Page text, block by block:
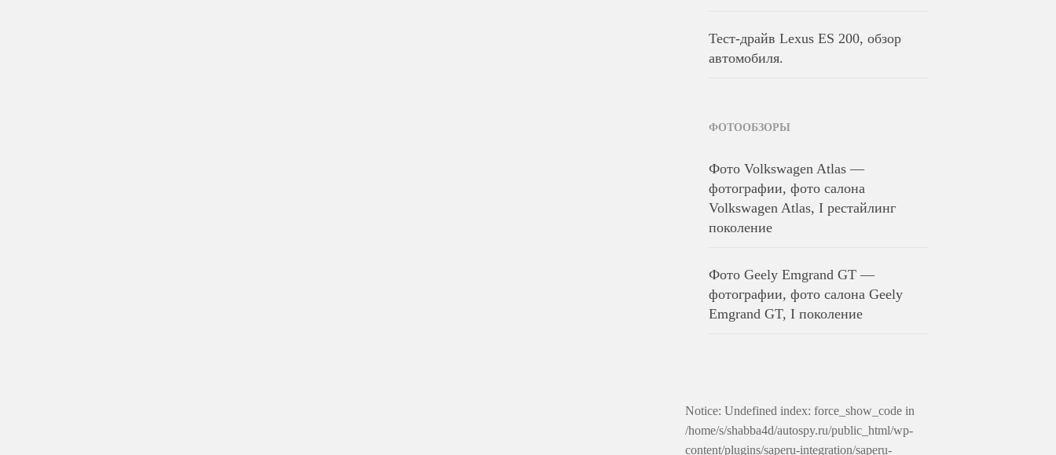
Тест-драйв Lexus ES 200, обзор
автомобиля.
ФОТООБЗОРЫ
Фото Volkswagen Atlas —
фотографии, фото салона
Volkswagen Atlas, I рестайлинг
поколение
Фото Geely Emgrand GT —
фотографии, фото салона Geely
Emgrand GT, I поколение
Notice: Undefined index: force_show_code in
/home/s/shabba4d/autospy.ru/public_html/wp-
content/plugins/saperu-integration/saperu-